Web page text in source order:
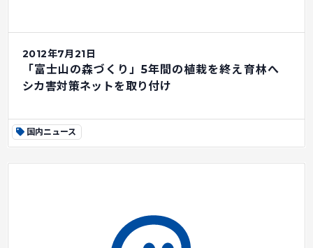
2012年7月21日
「富士山の森づくり」5年間の植栽を終え育林へ
シカ害対策ネットを取り付け
国内ニュース